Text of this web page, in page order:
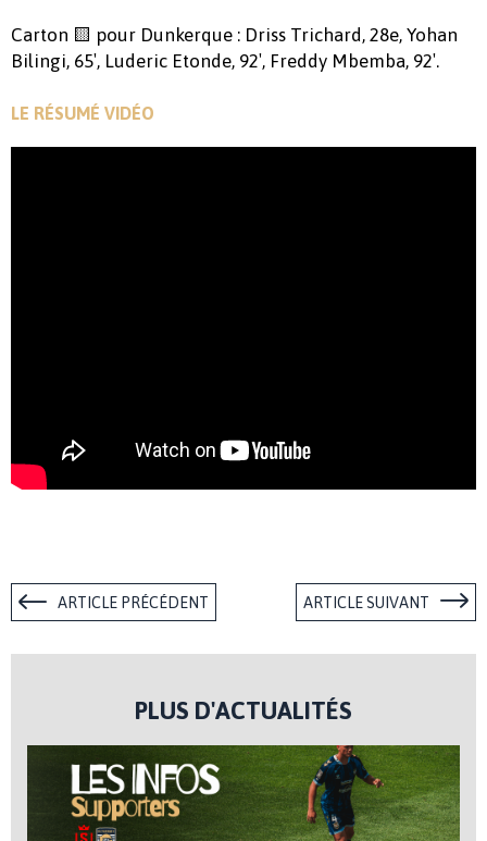
Carton 🟨 pour Dunkerque : Driss Trichard, 28e, Yohan
Bilingi, 65′, Luderic Etonde, 92′, Freddy Mbemba, 92′.
LE RÉSUMÉ VIDÉO
ARTICLE PRÉCÉDENT ARTICLE SUIVANT
PLUS D'ACTUALITÉS